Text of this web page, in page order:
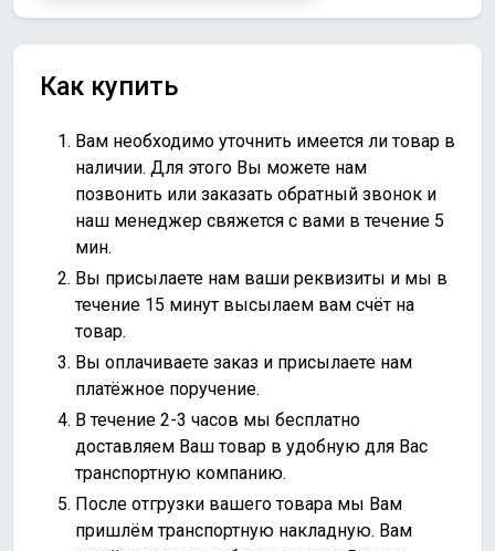
Как купить
Вам необходимо уточнить имеется ли товар в
наличии. Для этого Вы можете нам
позвонить или заказать обратный звонок и
наш менеджер свяжется с вами в течение 5
мин.
Вы присылаете нам ваши реквизиты и мы в
течение 15 минут высылаем вам счёт на
товар.
Вы оплачиваете заказ и присылаете нам
платёжное поручение.
В течение 2-3 часов мы бесплатно
доставляем Ваш товар в удобную для Вас
транспортную компанию.
После отгрузки вашего товара мы Вам
пришлём транспортную накладную. Вам